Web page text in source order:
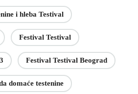
i hleba Testival
Festival Testival
Festival Testival Beograd
domaće testenine